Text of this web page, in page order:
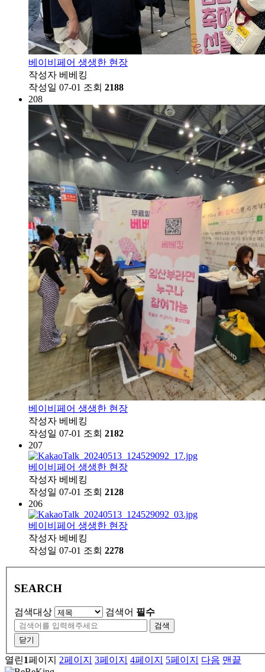
베이비페어 생생한 현장
작성자 베베킹
작성일 07-01 조회 2188
208
베이비페어 생생한 현장
작성자 베베킹
작성일 07-01 조회 2182
207
베이비페어 생생한 현장
작성자 베베킹
작성일 07-01 조회 2128
206
베이비페어 생생한 현장
작성자 베베킹
작성일 07-01 조회 2278
SEARCH
검색대상 검색어 필수
검색
닫기
열린1페이지 2페이지 3페이지 4페이지 5페이지 다음 맨끝